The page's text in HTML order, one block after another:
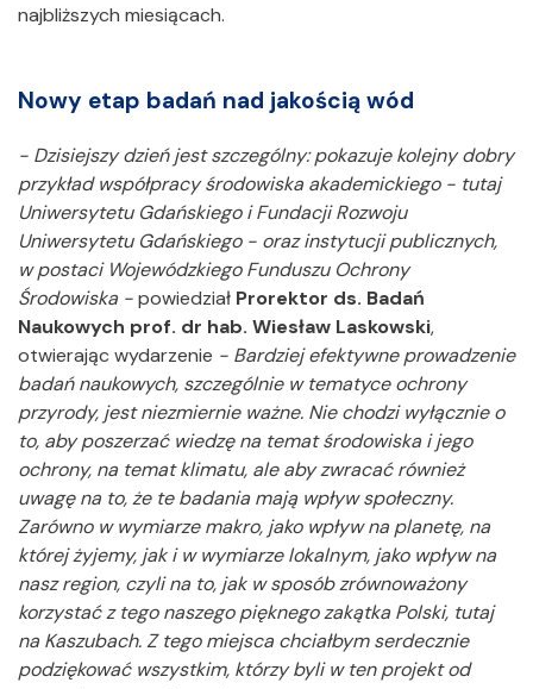
najbliższych miesiącach.
Nowy etap badań nad jakością wód
- Dzisiejszy dzień jest szczególny: pokazuje kolejny dobry
przykład współpracy środowiska akademickiego - tutaj
Uniwersytetu Gdańskiego i Fundacji Rozwoju
Uniwersytetu Gdańskiego - oraz instytucji publicznych,
w postaci Wojewódzkiego Funduszu Ochrony
Środowiska -powiedział Prorektor ds. Badań
Naukowych prof. dr hab. Wiesław Laskowski,
otwierając wydarzenie - Bardziej efektywne prowadzenie
badań naukowych, szczególnie w tematyce ochrony
przyrody, jest niezmiernie ważne. Nie chodzi wyłącznie o
to, aby poszerzać wiedzę na temat środowiska i jego
ochrony, na temat klimatu, ale aby zwracać również
uwagę na to, że te badania mają wpływ społeczny.
Zarówno w wymiarze makro, jako wpływ na planetę, na
której żyjemy, jak i w wymiarze lokalnym, jako wpływ na
nasz region, czyli na to, jak w sposób zrównoważony
korzystać z tego naszego pięknego zakątka Polski, tutaj
na Kaszubach. Z tego miejsca chciałbym serdecznie
podziękować wszystkim, którzy byli w ten projekt od